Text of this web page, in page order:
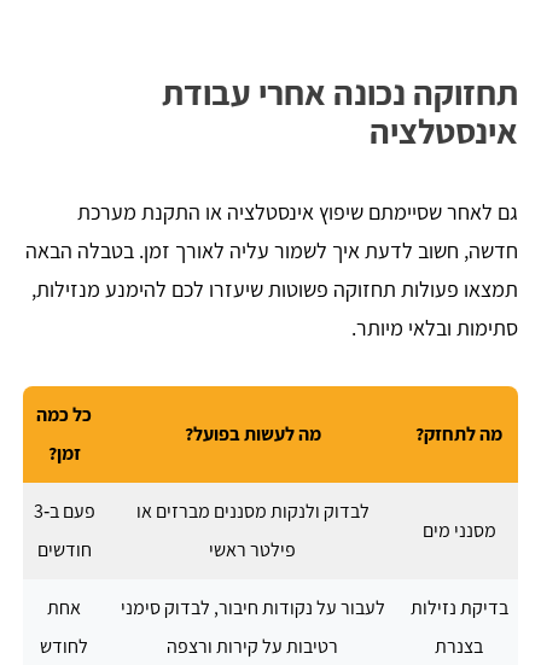
תחזוקה נכונה אחרי עבודת
אינסטלציה
גם לאחר שסיימתם שיפוץ אינסטלציה או התקנת מערכת
חדשה, חשוב לדעת איך לשמור עליה לאורך זמן. בטבלה הבאה
תמצאו פעולות תחזוקה פשוטות שיעזרו לכם להימנע מנזילות,
סתימות ובלאי מיותר.
מה לתחזק? מה לעשות בפועל?
כל כמה
זמן?
מסנני מים
לבדוק ולנקות מסננים מברזים או
פילטר ראשי
פעם ב‑3
חודשים
בדיקת נזילות
בצנרת
לעבור על נקודות חיבור, לבדוק סימני
רטיבות על קירות ורצפה
אחת
לחודש